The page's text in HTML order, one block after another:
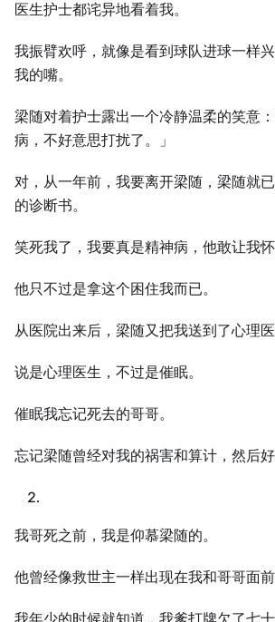
医生护士都诧异地看着我。
我振臂欢呼，就像是看到球队进球一样
我的嘴。
梁随对着护士露出一个冷静温柔的笑意
病，不好意思打扰了。」
对，从一年前，我要离开梁随，梁随就
的诊断书。
笑死我了，我要真是精神病，他敢让我怀
他只不过是拿这个困住我而已。
从医院出来后，梁随又把我送到了心理医
说是心理医生，不过是催眠。
催眠我忘记死去的哥哥。
忘记梁随曾经对我的祸害和算计，然后好
我哥死之前，我是仰慕梁随的。
他曾经像救世主一样出现在我和哥哥面前